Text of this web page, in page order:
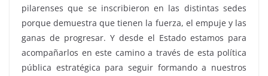
pilarenses que se inscribieron en las distintas sedes
porque demuestra que tienen la fuerza, el empuje y las
ganas de progresar. Y desde el Estado estamos para
acompañarlos en este camino a través de esta política
pública estratégica para seguir formando a nuestros